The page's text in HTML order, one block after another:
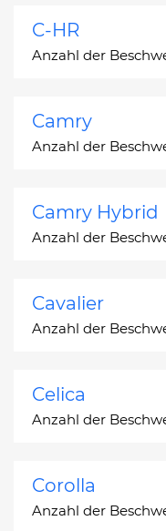
C-HR
Anzahl der
Camry
Anzahl der
Camry Hybrid
Anzahl der
Cavalier
Anzahl der
Celica
Anzahl der
Corolla
Anzahl der